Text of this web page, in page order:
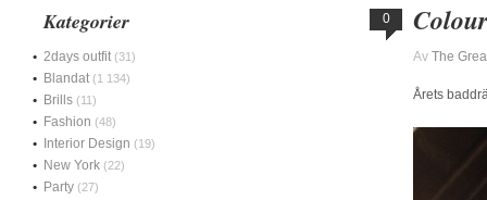
0
Av The
Årets
Kategorier
2days outfit (31)
Blandat (1 134)
Brills (11)
Fashion (48)
Interior Design (19)
New York (22)
Party (27)